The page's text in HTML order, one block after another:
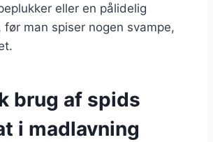
eller en pålidelig
før man spiser nogen svampe,
brug af spids
i madlavning